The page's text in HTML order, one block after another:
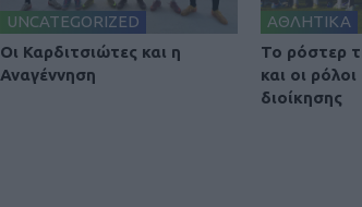
UNCATEGORIZED
Οι Καρδιτσιώτες και η
Αναγέννηση
ΑΘΛΗΤΙΚΑ
To ρόστερ
και οι
διοίκησης